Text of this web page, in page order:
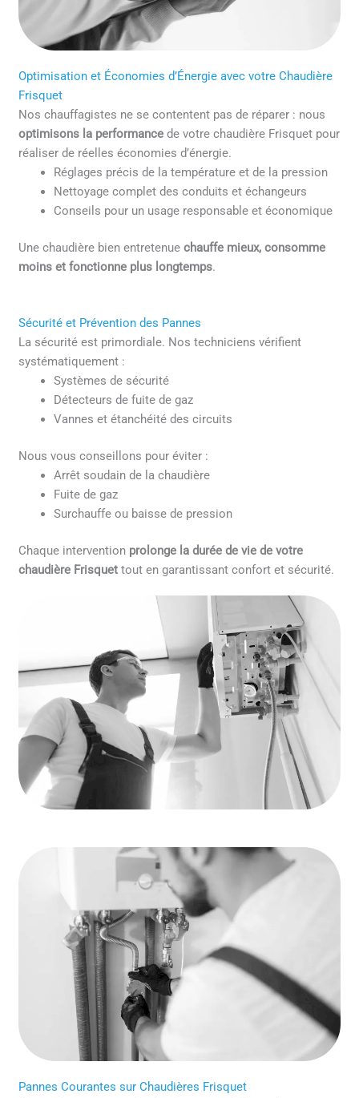
Optimisation et Économies d’Énergie avec votre Chaudière
Frisquet
Nos chauffagistes ne se contentent pas de réparer : nous
optimisons la performance de votre chaudière Frisquet pour
réaliser de réelles économies d’énergie.
Réglages précis de la température et de la pression
Nettoyage complet des conduits et échangeurs
Conseils pour un usage responsable et économique
Une chaudière bien entretenuechauffe mieux, consomme
moins et fonctionne plus longtemps.
Sécurité et Prévention des Pannes
La sécurité est primordiale. Nos techniciens vérifient
systématiquement :
Systèmes de sécurité
Détecteurs de fuite de gaz
Vannes et étanchéité des circuits
Nous vous conseillons pour éviter :
Arrêt soudain de la chaudière
Fuite de gaz
Surchauffe ou baisse de pression
Chaque intervention prolonge la durée de vie de votre
chaudière Frisquet tout en garantissant confort et sécurité.
Pannes Courantes sur Chaudières Frisquet